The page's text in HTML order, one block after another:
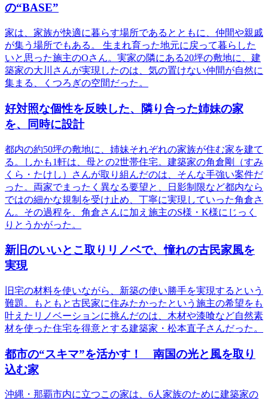
の“BASE”
家は、家族が快適に暮らす場所であるとともに、仲間や親戚
が集う場所でもある。 生まれ育った地元に戻って暮らした
いと思った施主のOさん。実家の隣にある20坪の敷地に、建
築家の大川さんが実現したのは、気の置けない仲間が自然に
集まる、くつろぎの空間だった。
好対照な個性を反映した、隣り合った姉妹の家
を、同時に設計
都内の約50坪の敷地に、姉妹それぞれの家族が住む家を建て
る。しかも1軒は、母との2世帯住宅。建築家の角倉剛（すみ
くら・たけし）さんが取り組んだのは、そんな手強い案件だ
った。両家でまったく異なる要望と、日影制限など都内なら
ではの細かな規制を受け止め、丁寧に実現していった角倉さ
ん。その過程を、角倉さんに加え施主のS様・K様にじっく
りとうかがった。
新旧のいいとこ取りリノベで、憧れの古民家風を
実現
旧宅の材料を使いながら、新築の使い勝手を実現するという
難題。もともと古民家に住みたかったという施主の希望をも
叶えたリノベーションに挑んだのは、木材や漆喰など自然素
材を使った住宅を得意とする建築家・松本直子さんだった。
都市の“スキマ”を活かす！ 南国の光と風を取り
込む家
沖縄・那覇市内に立つこの家は、6人家族のために建築家の